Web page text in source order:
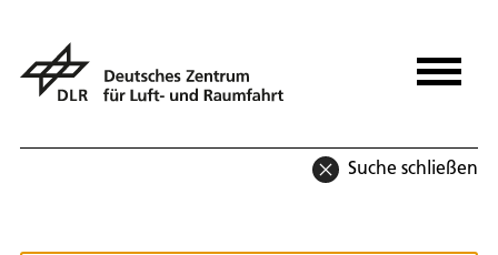
Suche schließen